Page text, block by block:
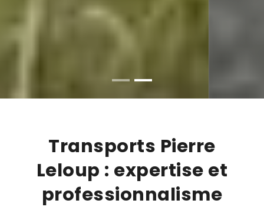
Transports Pierre
Leloup : expertise et
professionnalisme